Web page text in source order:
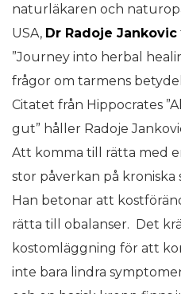
naturläkaren och
USA, Dr Radoje Jankovic
”Journey into herbal
frågor om tarmens
Citatet från Hippocrates
gut” håller Radoje
Att komma till rätta med
stor påverkan på
Han betonar att
rätta till obalanser. Det
kostomläggning för att
inte bara lindra